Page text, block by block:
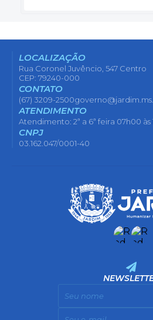
LOCALIZAÇÃO
Rua Coronel Juvêncio, 547 Centro
CEP: 79240-000
CONTATO
(67) 3209-2500
ATENDIMENTO
Atendimento: 2ª a 6ª feira 07h00 às
CNPJ
03.162.047/0001-40